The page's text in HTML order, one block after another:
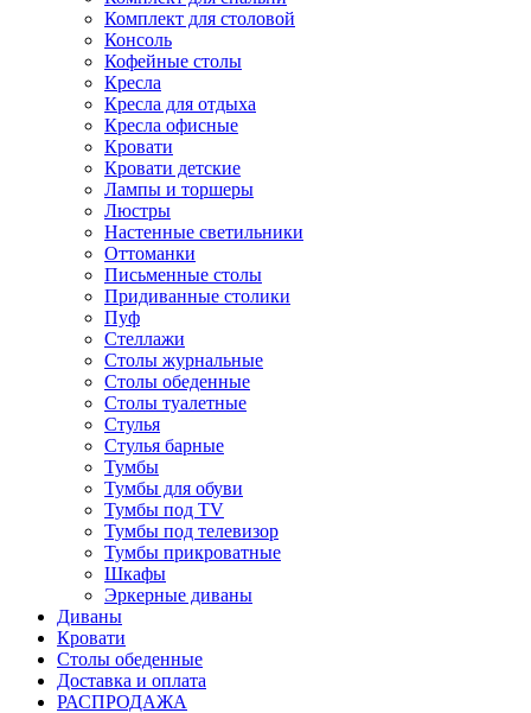
Комплект для столовой
Консоль
Кофейные столы
Кресла
Кресла для отдыха
Кресла офисные
Кровати
Кровати детские
Лампы и торшеры
Люстры
Настенные светильники
Оттоманки
Письменные столы
Придиванные столики
Пуф
Стеллажи
Столы журнальные
Столы обеденные
Столы туалетные
Стулья
Стулья барные
Тумбы
Тумбы для обуви
Тумбы под TV
Тумбы под телевизор
Тумбы прикроватные
Шкафы
Эркерные диваны
Диваны
Кровати
Столы обеденные
Доставка и оплата
РАСПРОДАЖА